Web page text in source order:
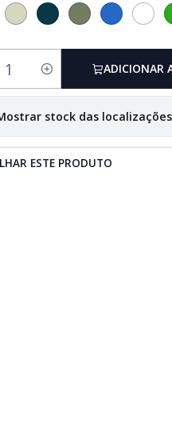
ADICIONAR
stock das localizações
ESTE PRODUTO